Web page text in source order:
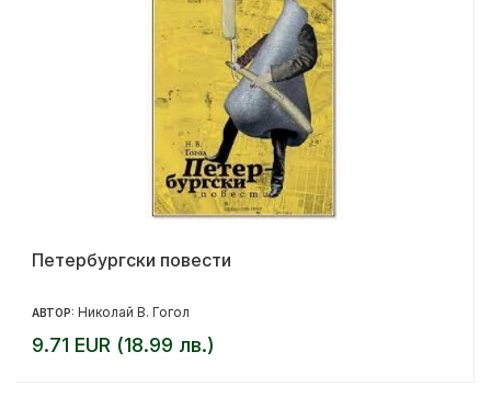
Петербургски повести
АВТОР: Николай В. Гогол
9.71 EUR (18.99 лв.)